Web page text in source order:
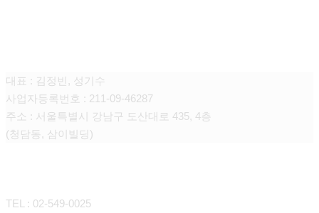
대표 : 김정빈, 성기수
사업자등록번호 : 211-09-46287
주소 : 서울특별시 강남구 도산대로 435, 4층
(청담동, 삼이빌딩)
TEL : 02-549-0025